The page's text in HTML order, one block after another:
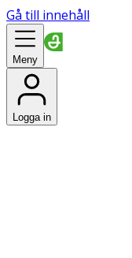
Gå till innehåll
Meny
Logga in